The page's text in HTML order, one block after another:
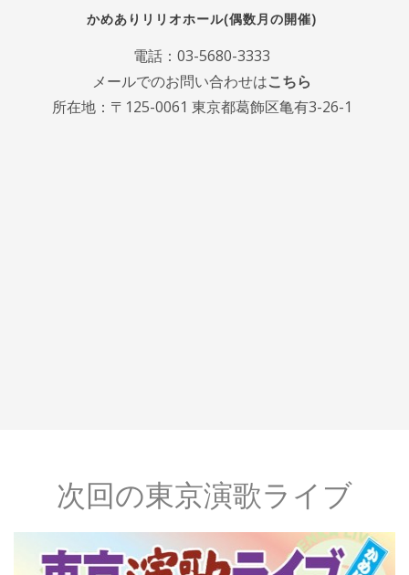
かめありリリオホール(偶数月の開催)
電話：03-5680-3333
メールでのお問い合わせはこちら
所在地：〒125-0061 東京都葛飾区亀有3-26-1
次回の東京演歌ライブ